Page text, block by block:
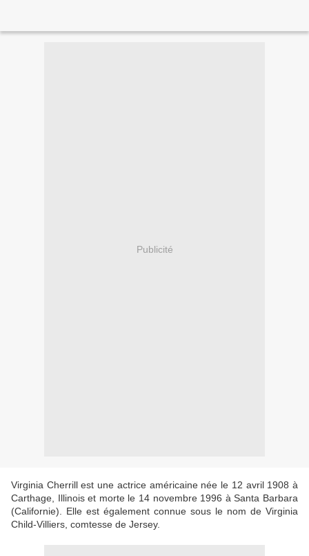
Publicité
Virginia Cherrill est une actrice américaine née le 12 avril 1908 à
Carthage, Illinois et morte le 14 novembre 1996 à Santa Barbara
(Californie). Elle est également connue sous le nom de Virginia
Child-Villiers, comtesse de Jersey.